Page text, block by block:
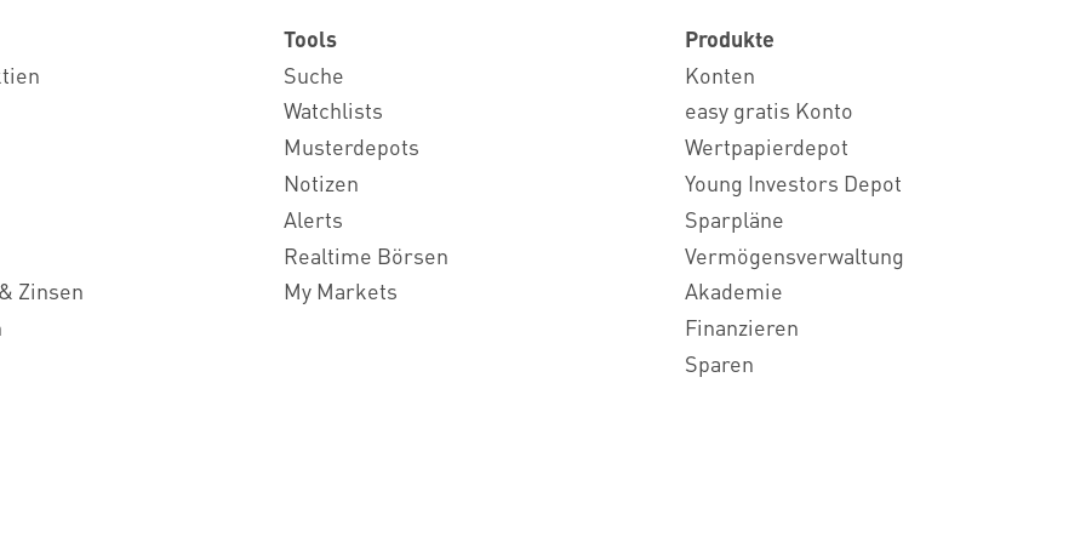
Zinsen
Tools
Suche
Watchlists
Musterdepots
Notizen
Alerts
Realtime Börsen
My Markets
Produkte
Konten
easy gratis Konto
Wertpapierdepot
Young Investors Depot
Sparpläne
Vermögensverwaltung
Akademie
Finanzieren
Sparen